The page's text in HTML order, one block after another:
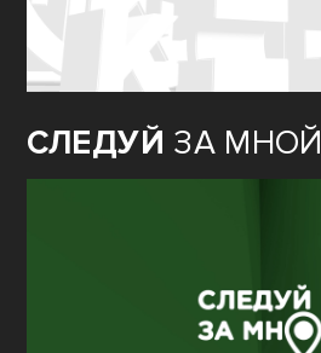
СЛЕДУЙ ЗА МНОЙ